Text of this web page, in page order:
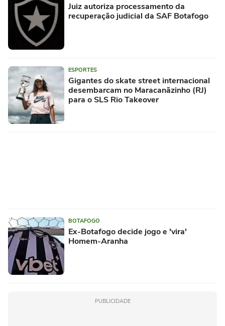
Juiz autoriza processamento da
recuperação judicial da SAF Botafogo
ESPORTES
Gigantes do skate street internacional
desembarcam no Maracanãzinho (RJ)
para o SLS Rio Takeover
BOTAFOGO
Ex-Botafogo decide jogo e 'vira'
Homem-Aranha
PUBLICIDADE